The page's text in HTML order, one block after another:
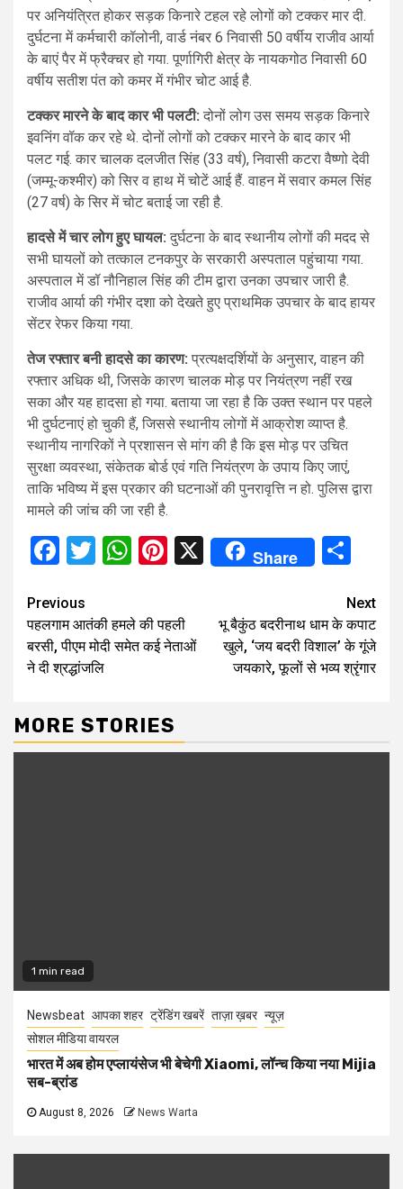
पर अनियंत्रित होकर सड़क किनारे टहल रहे लोगों को टक्कर मार दी.
दुर्घटना में कर्मचारी कॉलोनी, वार्ड नंबर 6 निवासी 50 वर्षीय राजीव आर्या
के बाएं पैर में फ्रैक्चर हो गया. पूर्णागिरी क्षेत्र के नायकगोठ निवासी 60
वर्षीय सतीश पंत को कमर में गंभीर चोट आई है.
टक्कर मारने के बाद कार भी पलटी: दोनों लोग उस समय सड़क किनारे
इवनिंग वॉक कर रहे थे. दोनों लोगों को टक्कर मारने के बाद कार भी
पलट गई. कार चालक दलजीत सिंह (33 वर्ष), निवासी कटरा वैष्णो देवी
(जम्मू-कश्मीर) को सिर व हाथ में चोटें आई हैं. वाहन में सवार कमल सिंह
(27 वर्ष) के सिर में चोट बताई जा रही है.
हादसे में चार लोग हुए घायल: दुर्घटना के बाद स्थानीय लोगों की मदद से
सभी घायलों को तत्काल टनकपुर के सरकारी अस्पताल पहुंचाया गया.
अस्पताल में डॉ नौनिहाल सिंह की टीम द्वारा उनका उपचार जारी है.
राजीव आर्या की गंभीर दशा को देखते हुए प्राथमिक उपचार के बाद हायर
सेंटर रेफर किया गया.
तेज रफ्तार बनी हादसे का कारण: प्रत्यक्षदर्शियों के अनुसार, वाहन की
रफ्तार अधिक थी, जिसके कारण चालक मोड़ पर नियंत्रण नहीं रख
सका और यह हादसा हो गया. बताया जा रहा है कि उक्त स्थान पर पहले
भी दुर्घटनाएं हो चुकी हैं, जिससे स्थानीय लोगों में आक्रोश व्याप्त है.
स्थानीय नागरिकों ने प्रशासन से मांग की है कि इस मोड़ पर उचित
सुरक्षा व्यवस्था, संकेतक बोर्ड एवं गति नियंत्रण के उपाय किए जाएं,
ताकि भविष्य में इस प्रकार की घटनाओं की पुनरावृत्ति न हो. पुलिस द्वारा
मामले की जांच की जा रही है.
Facebook
Twitter
WhatsApp
Pinterest
X Share
Continue
Reading
Previous
पहलगाम आतंकी हमले की पहली
बरसी, पीएम मोदी समेत कई नेताओं
ने दी श्रद्धांजलि
Next
भू बैकुंठ बदरीनाथ धाम के कपाट
खुले, ‘जय बदरी विशाल’ के गूंजे
जयकारे, फूलों से भव्य श्रृंगार
MORE STORIES
1 min read
Newsbeat आपका शहर ट्रेंडिंग खबरें ताज़ा ख़बर न्यूज़
सोशल मीडिया वायरल
भारत में अब होम एप्लायंसेज भी बेचेगी Xiaomi, लॉन्च किया नया Mijia
सब-ब्रांड
August 8, 2026 News Warta